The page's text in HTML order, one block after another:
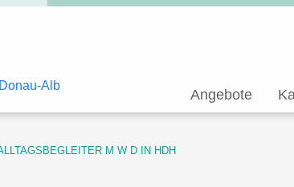
Angebote
M W D IN HDH